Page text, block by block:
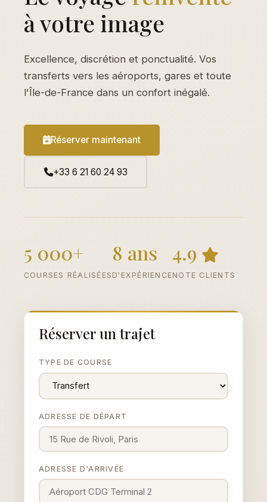
à votre image
Excellence, discrétion et ponctualité. Vos
transferts vers les aéroports, gares et toute
l'Île-de-France dans un confort inégalé.
Réserver maintenant
+33 6 21 60 24 93
5 000+
COURSES RÉALISÉES
8 ans
D'EXPÉRIENCE
4.9
NOTE CLIENTS
Réserver un trajet
TYPE DE COURSE
ADRESSE DE DÉPART
ADRESSE D'ARRIVÉE